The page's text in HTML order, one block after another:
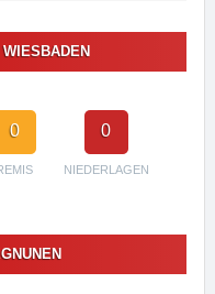
0 0
NIEDERLAGEN